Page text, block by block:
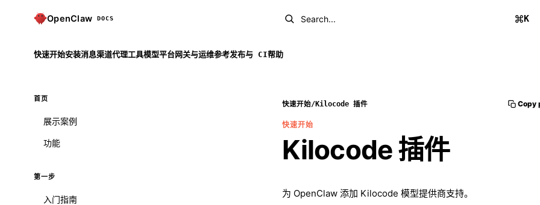
OpenClaw DOCS Search... K
快速开始安装消息渠道代理工具模型平台网关与运维参考发布与 CI帮助
首页
展示案例
功能
第一步
入门指南
快速开始/Kilocode 插件 Copy
快速开始
Kilocode 插件
为 OpenClaw 添加 Kilocode 模型提供商支持。